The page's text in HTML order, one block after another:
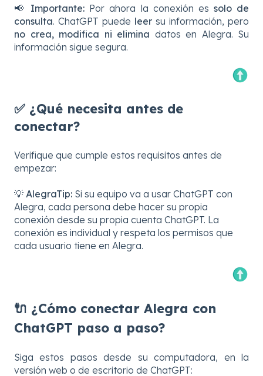
📢 Importante: Por ahora la conexión es solo de
consulta. ChatGPT puede leer su información, pero
no crea, modifica ni elimina datos en Alegra. Su
información sigue segura.
✅ ¿Qué necesita antes de
conectar?
Verifique que cumple estos requisitos antes de
empezar:
💡 AlegraTip: Si su equipo va a usar ChatGPT con
Alegra, cada persona debe hacer su propia
conexión desde su propia cuenta ChatGPT. La
conexión es individual y respeta los permisos que
cada usuario tiene en Alegra.
🔌 ¿Cómo conectar Alegra con
ChatGPT paso a paso?
Siga estos pasos desde su computadora, en la
versión web o de escritorio de ChatGPT: